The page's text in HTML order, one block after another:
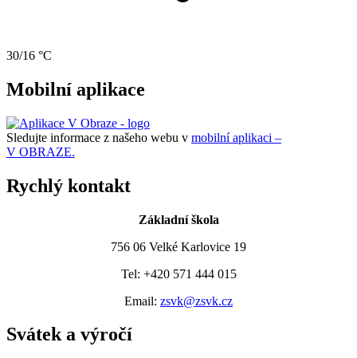
30/16 °C
Mobilní aplikace
Sledujte informace z našeho webu v mobilní aplikaci –
V OBRAZE.
Rychlý kontakt
Základní škola
756 06 Velké Karlovice 19
Tel: +420 571 444 015
Email: zsvk@zsvk.cz
Svátek a výročí